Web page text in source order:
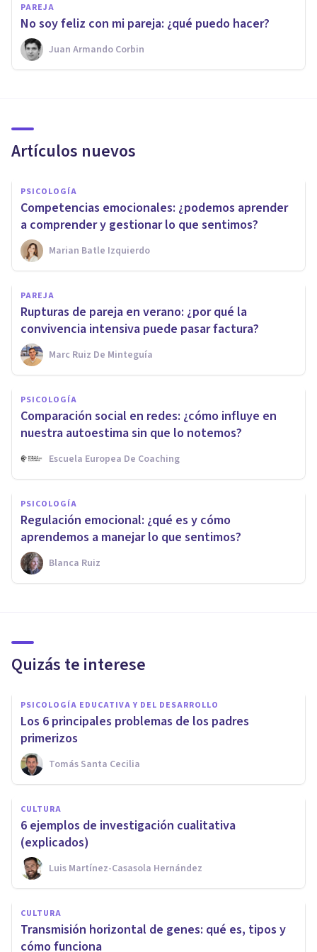
PAREJA
No soy feliz con mi pareja: ¿qué puedo hacer?
Juan Armando Corbin
Artículos nuevos
PSICOLOGÍA
Competencias emocionales: ¿podemos aprender
a comprender y gestionar lo que sentimos?
Marian Batle Izquierdo
PAREJA
Rupturas de pareja en verano: ¿por qué la
convivencia intensiva puede pasar factura?
Marc Ruiz De Minteguía
PSICOLOGÍA
Comparación social en redes: ¿cómo influye en
nuestra autoestima sin que lo notemos?
Escuela Europea De Coaching
PSICOLOGÍA
Regulación emocional: ¿qué es y cómo
aprendemos a manejar lo que sentimos?
Blanca Ruiz
Quizás te interese
PSICOLOGÍA EDUCATIVA Y DEL DESARROLLO
Los 6 principales problemas de los padres
primerizos
Tomás Santa Cecilia
CULTURA
6 ejemplos de investigación cualitativa
(explicados)
Luis Martínez-Casasola Hernández
CULTURA
Transmisión horizontal de genes: qué es, tipos y
cómo funciona